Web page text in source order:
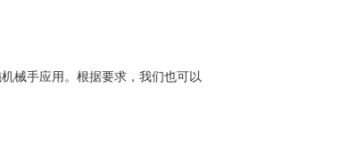
械手应用。根据要求，我们也可以